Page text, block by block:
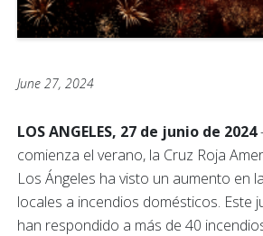
June 27, 2024
LOS ANGELES, 27 de junio de 2024
comienza el verano, la Cruz Roja
Los Ángeles ha visto un aumento en
locales a incendios domésticos. Este
han respondido a más de 40